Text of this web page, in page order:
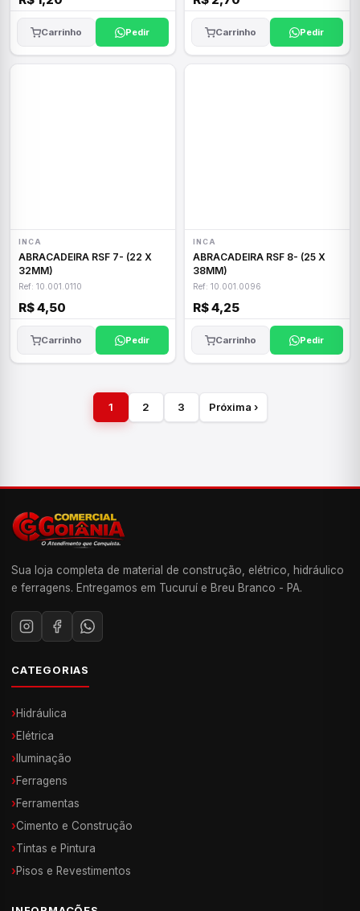
Carrinho Pedir Carrinho Pedir
INCA
ABRACADEIRA RSF 7- (22 X
32MM)
Ref: 10.001.0110
R$ 4,50
Carrinho Pedir
INCA
ABRACADEIRA RSF 8- (25 X
38MM)
Ref: 10.001.0096
R$ 4,25
Carrinho Pedir
1 2 3 Próxima ›
Sua loja completa de material de construção, elétrico, hidráulico
e ferragens. Entregamos em Tucuruí e Breu Branco - PA.
CATEGORIAS
›Hidráulica
›Elétrica
› Iluminação
›Ferragens
›Ferramentas
›Cimento e Construção
›Tintas e Pintura
›Pisos e Revestimentos